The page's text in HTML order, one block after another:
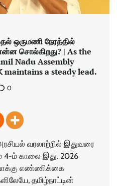
ஒருமணி நேரத்தில்
சொல்கிறது? | As the
Nadu Assembly
a steady lead.
0
வரலாற்றில் இதுவரை
4-ம் காலை இது. 2026
எண்ணிக்கை
தமிழ்நாட்டின்